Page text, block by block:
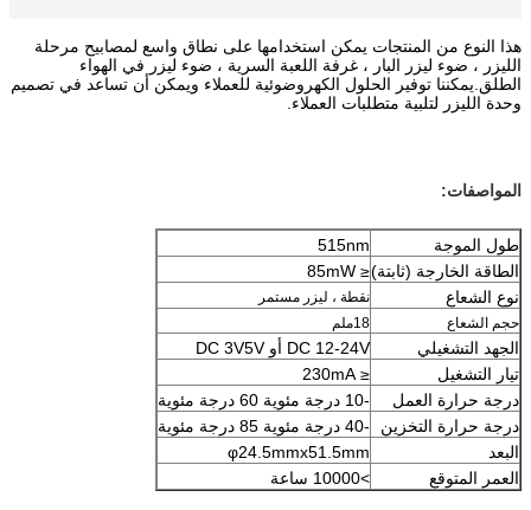
هذا النوع من المنتجات يمكن استخدامها على نطاق واسع لمصابيح مرحلة
الليزر ، ضوء ليزر البار ، غرفة اللعبة السرية ، ضوء ليزر في الهواء
الطلق.يمكننا توفير الحلول الكهروضوئية للعملاء ويمكن أن تساعد في تصميم
وحدة الليزر لتلبية متطلبات العملاء.
المواصفات:
طول الموجة
515nm
الطاقة الخارجة (ثابتة)≤ 85mW
نوع الشعاع
نقطة ، ليزر مستمر
حجم الشعاع
18ملم
الجهد التشغيلي
DC 12-24V أو DC 3V5V
تيار التشغيل
≤ 230mA
درجة حرارة العمل
-10 درجة مئوية 60 درجة مئوية
درجة حرارة التخزين
-40 درجة مئوية 85 درجة مئوية
البعد
φ24.5mmx51.5mm
العمر المتوقع
>10000 ساعة